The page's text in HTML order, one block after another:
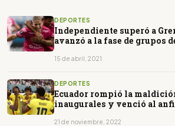
DEPORTES
Independiente superó a
avanzó a la fase de grupos
15 de abril, 2021
DEPORTES
Ecuador rompió la
inaugurales y venció al
21 de noviembre, 2022